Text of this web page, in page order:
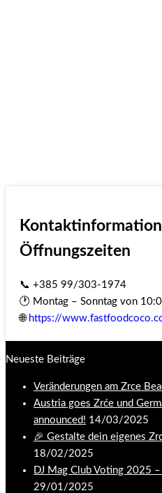
Öffnungszeiten
📞 +385 99/303-1974
🕐 Montag – Sonntag von
🌐 https://
Neueste Beiträge
Veränderungen am Zrce
Austria goes Zrće und
announced! 14/03/2025
🎉 Gestalte dein eigenes
18/02/2025
DJ Mag Club Voting 2025
29/01/2025